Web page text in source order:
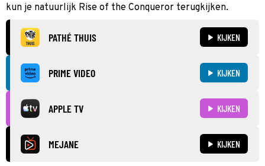
kun je natuurlijk Rise of the Conqueror terugkijken.
PATHÉ THUIS KIJKEN
PRIME VIDEO KIJKEN
APPLE TV KIJKEN
MEJANE KIJKEN